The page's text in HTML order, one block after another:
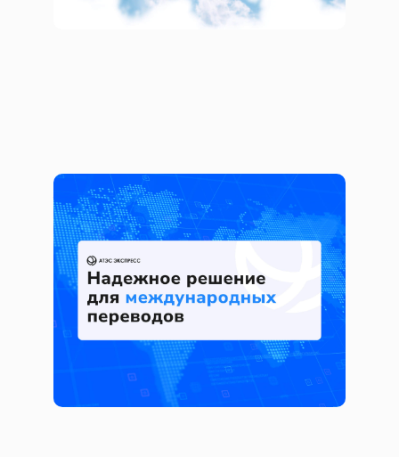
Упаковали услугу международных
переводов
Брендинг